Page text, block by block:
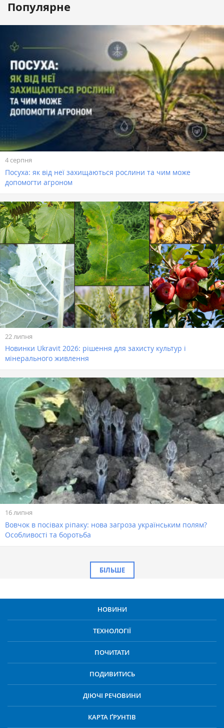
Популярне
4 серпня
Посуха: як від неї захищаються рослини та чим може
допомогти агроном
22 липня
Новинки Ukravit 2026: рішення для захисту культур і
мінерального живлення
16 липня
Вовчок в посівах ріпаку: нова загроза українським полям?
Особливості та боротьба
БІЛЬШЕ
НОВИНИ
ТЕХНОЛОГІЇ
ПОЧИТАТИ
ПОДИВИТИСЬ
ДІЮЧІ РЕЧОВИНИ
КАРТА ҐРУНТІВ